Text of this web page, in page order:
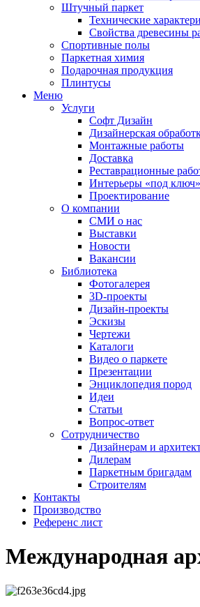
Штучный паркет
Технические
Свойства древесины
Спортивные полы
Паркетная химия
Подарочная продукция
Плинтусы
Меню
Услуги
Софт Дизайн
Дизайнерская
Монтажные работы
Доставка
Реставрационные
Интерьеры «под ключ»
Проектирование
О компании
СМИ о нас
Выставки
Новости
Вакансии
Библиотека
Фотогалерея
3D-проекты
Дизайн-проекты
Эскизы
Чертежи
Каталоги
Видео о паркете
Презентации
Энциклопедия пород
Идеи
Статьи
Вопрос-ответ
Сотрудничество
Дизайнерам и
Дилерам
Паркетным бригадам
Строителям
Контакты
Производство
Референс лист
Международная